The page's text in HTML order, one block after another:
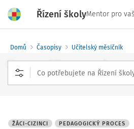
Řízení školyMentor pro
Domů Časopisy Učitelský měsíčník
ŽÁCI-CIZINCI PEDAGOGICKÝ PROCES